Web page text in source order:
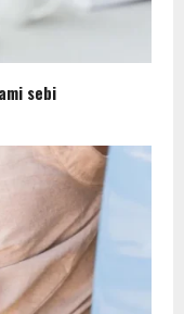
sebi